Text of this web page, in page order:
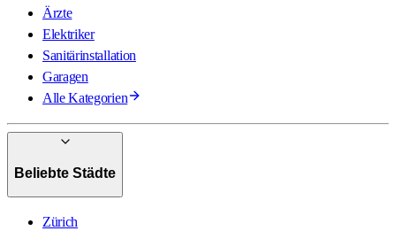
Ärzte
Elektriker
Sanitärinstallation
Garagen
Alle Kategorien
Beliebte Städte
Zürich